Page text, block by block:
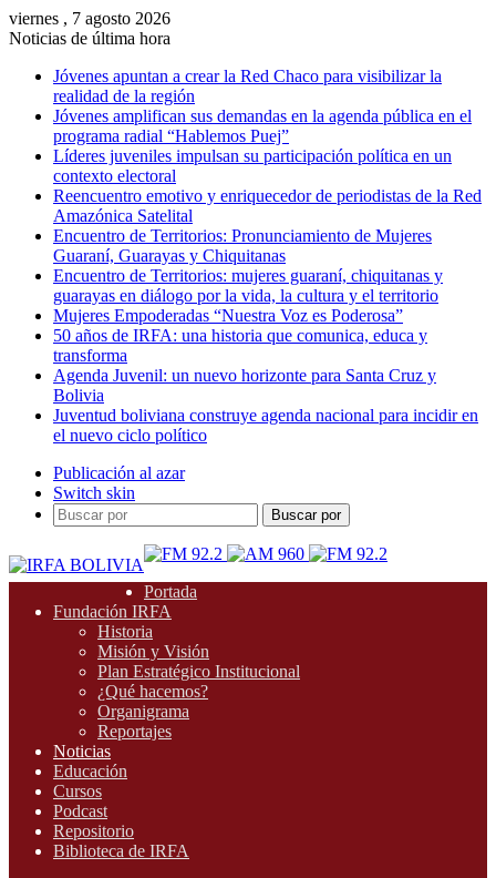
viernes , 7 agosto 2026
Noticias de última hora
Jóvenes apuntan a crear la Red Chaco para visibilizar la
realidad de la región
Jóvenes amplifican sus demandas en la agenda pública en el
programa radial “Hablemos Puej”
Líderes juveniles impulsan su participación política en un
contexto electoral
Reencuentro emotivo y enriquecedor de periodistas de la Red
Amazónica Satelital
Encuentro de Territorios: Pronunciamiento de Mujeres
Guaraní, Guarayas y Chiquitanas
Encuentro de Territorios: mujeres guaraní, chiquitanas y
guarayas en diálogo por la vida, la cultura y el territorio
Mujeres Empoderadas “Nuestra Voz es Poderosa”
50 años de IRFA: una historia que comunica, educa y
transforma
Agenda Juvenil: un nuevo horizonte para Santa Cruz y
Bolivia
Juventud boliviana construye agenda nacional para incidir en
el nuevo ciclo político
Publicación al azar
Switch skin
Buscar por
Portada
Fundación IRFA
Historia
Misión y Visión
Plan Estratégico Institucional
¿Qué hacemos?
Organigrama
Reportajes
Noticias
Educación
Cursos
Podcast
Repositorio
Biblioteca de IRFA